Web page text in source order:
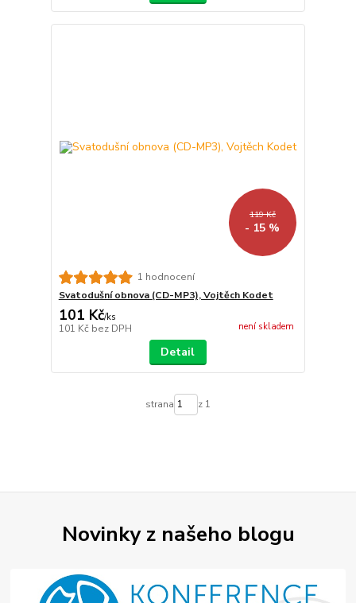
119 Kč
- 15 %
1 hodnocení
Svatodušní obnova (CD-MP3), Vojtěch Kodet
101 Kč/ks
101 Kč bez DPH není skladem
Detail
strana z 1
Novinky z našeho blogu